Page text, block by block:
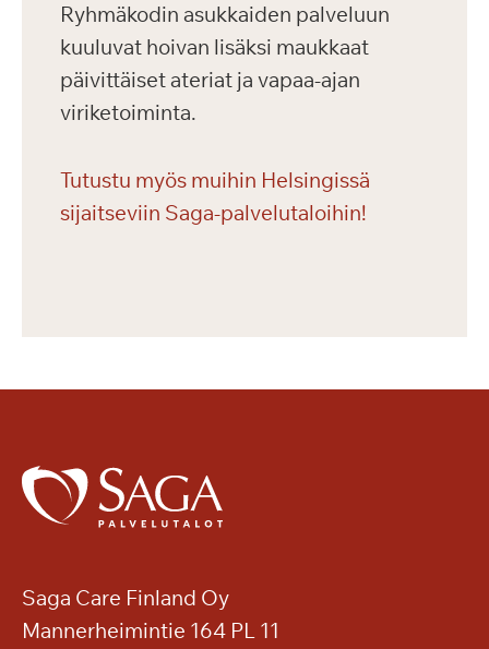
Ryhmäkodin asukkaiden palveluun
kuuluvat hoivan lisäksi maukkaat
päivittäiset ateriat ja vapaa-ajan
viriketoiminta.
Tutustu myös muihin Helsingissä
sijaitseviin Saga-palvelutaloihin!
Saga Care Finland Oy
Mannerheimintie 164 PL 11